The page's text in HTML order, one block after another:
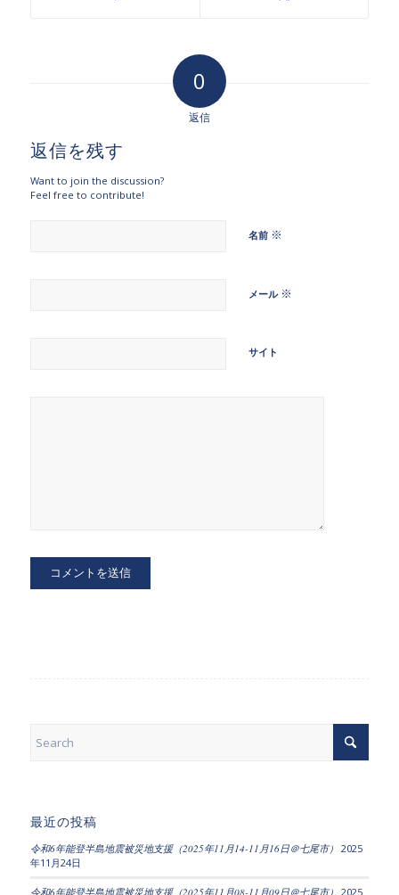
0
返信
返信を残す
Want to join the discussion?
Feel free to contribute!
名前 ※
メール ※
サイト
最近の投稿
令和6年能登半島地震被災地支援（2025年11月14-11月16日＠七尾市） 2025
年11月24日
令和6年能登半島地震被災地支援（2025年11月08-11月09日＠七尾市） 2025